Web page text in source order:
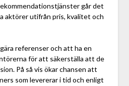
går det
aktörer utifrån pris, kvalitet och
referenser och att ha en
för att säkerställa att de
På så vis ökar chansen att
som levererar i tid och enligt